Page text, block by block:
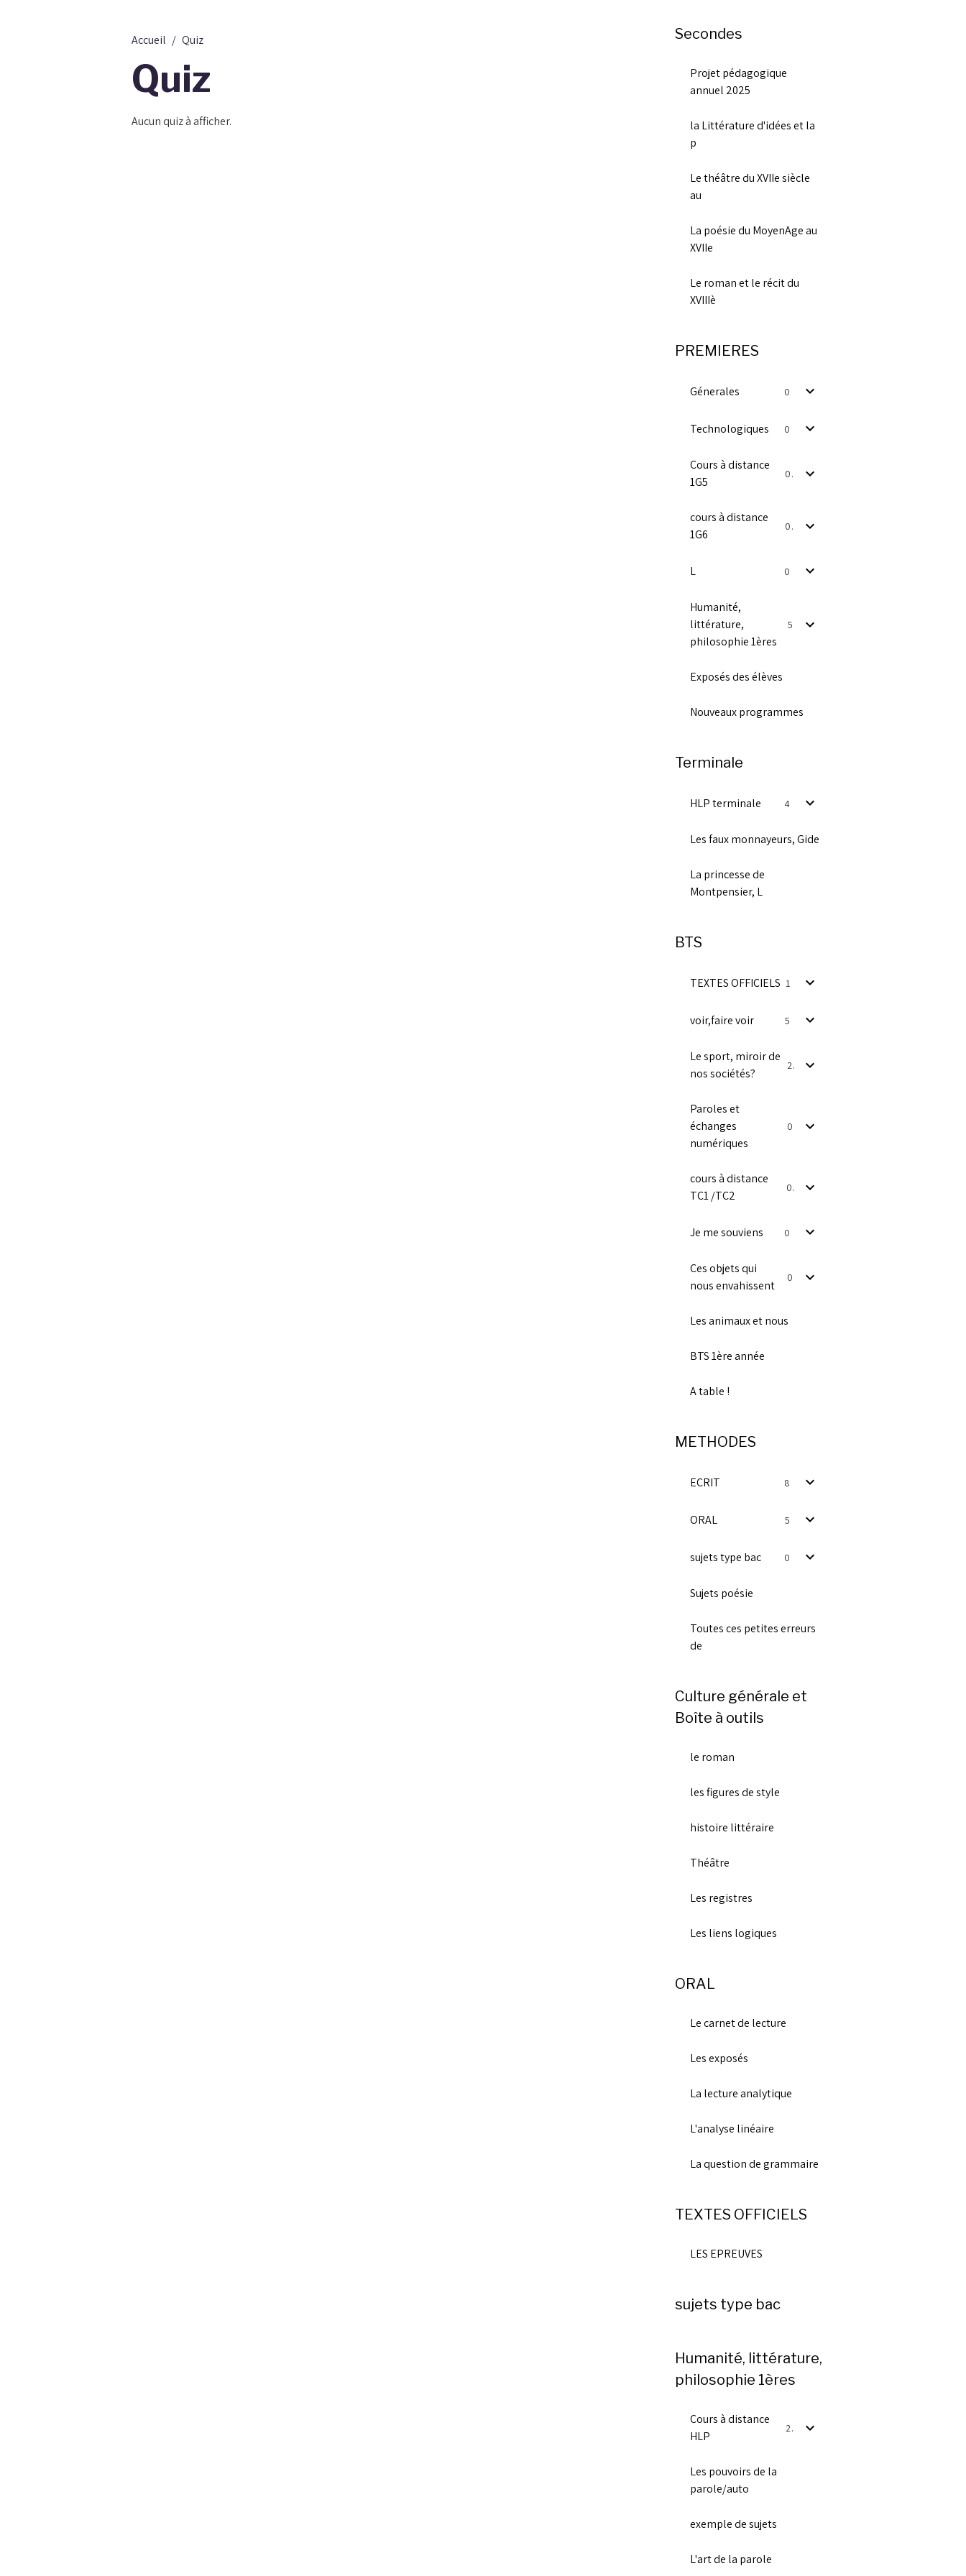
Accueil Quiz
Quiz
Aucun quiz à afficher.
Secondes
Projet pédagogique
annuel 2025
la Littérature d'idées et la
p
Le théâtre du XVIIe siècle
au
La poésie du MoyenAge au
XVIIe
Le roman et le récit du
XVIIIè
PREMIERES
Génerales 0
Technologiques 0
Cours à distance
1G5
0
cours à distance
1G6
0
L 0
Humanité,
littérature,
philosophie 1ères
Exposés des élèves
Nouveaux programmes
Terminale
HLP terminale 4
Les faux monnayeurs, Gide
La princesse de
Montpensier, L
BTS
TEXTES OFFICIELS 1
voir,faire voir 5
Le sport, miroir de
nos sociétés?
2
Paroles et
échanges
numériques
cours à distance
TC1 /TC2
0
Je me souviens 0
Ces objets qui
nous envahissent
Les animaux et nous
BTS 1ère année
A table !
METHODES
ECRIT 8
ORAL 5
sujets type bac 0
Sujets poésie
Toutes ces petites erreurs
de
Culture générale et
Boîte à outils
le roman
les figures de style
histoire littéraire
Théâtre
Les registres
Les liens logiques
ORAL
Le carnet de lecture
Les exposés
La lecture analytique
L'analyse linéaire
La question de grammaire
TEXTES OFFICIELS
LES EPREUVES
sujets type bac
Humanité, littérature,
philosophie 1ères
Cours à distance
HLP
2
Les pouvoirs de la
parole/auto
exemple de sujets
L'art de la parole